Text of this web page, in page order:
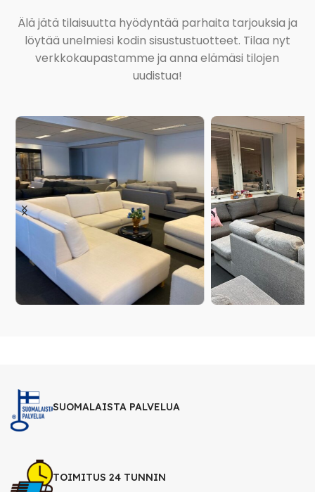
Älä jätä tilaisuutta hyödyntää parhaita tarjouksia ja
löytää unelmiesi kodin sisustustuotteet. Tilaa nyt
verkkokaupastamme ja anna elämäsi tilojen
uudistua!
SUOMALAISTA PALVELUA
TOIMITUS 24 TUNNIN